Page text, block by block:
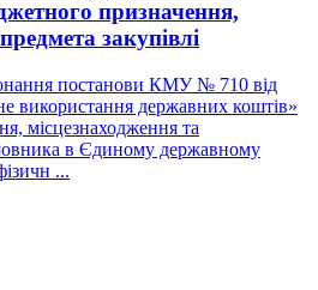
призначення,
закупівлі
постанови КМУ № 710 від
використання державних коштів»
місцезнаходження та
в Єдиному державному
...